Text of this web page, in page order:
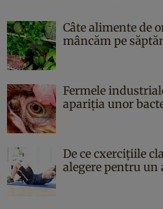
Câte alimente de
mâncăm pe
Fermele
apariția unor
De ce cxercițiile
alegere pentru un